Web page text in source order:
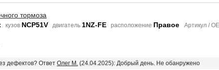
тормоза
кузов NCP51V двигатель 1NZ-FE расположение Правое Артикул /
дефектов? Ответ Олег М. (24.04.2025): Добрый день. Не обанружено